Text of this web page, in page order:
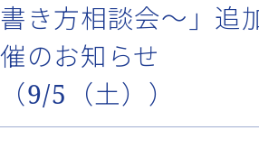
書き方相談会～」追
催のお知らせ
（9/5（土））